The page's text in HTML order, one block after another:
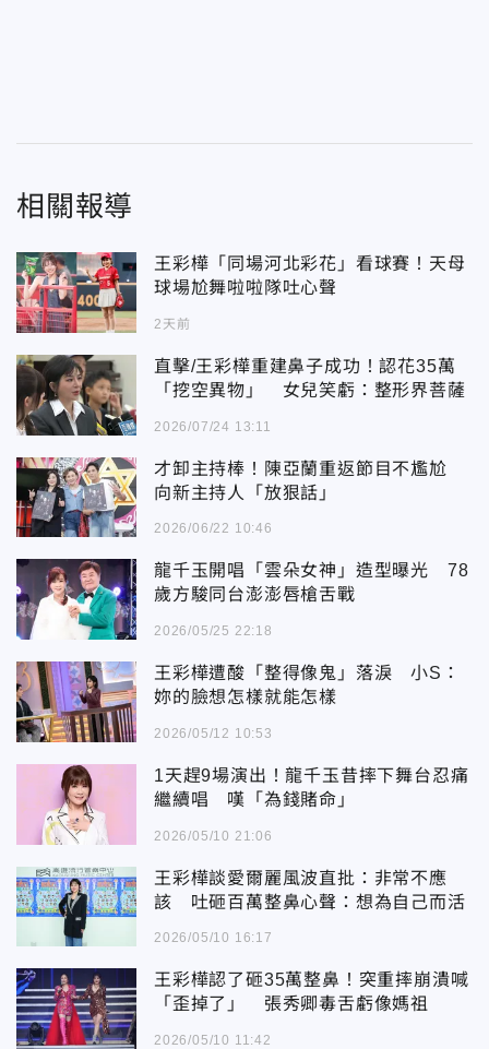
相關報導
王彩樺「同場河北彩花」看球賽！天母
球場尬舞啦啦隊吐心聲
2天前
直擊/王彩樺重建鼻子成功！認花35萬
「挖空異物」 女兒笑虧：整形界菩薩
2026/07/24 13:11
才卸主持棒！陳亞蘭重返節目不尷尬
向新主持人「放狠話」
2026/06/22 10:46
龍千玉開唱「雲朵女神」造型曝光 78
歲方駿同台澎澎唇槍舌戰
2026/05/25 22:18
王彩樺遭酸「整得像鬼」落淚 小S：
妳的臉想怎樣就能怎樣
2026/05/12 10:53
1天趕9場演出！龍千玉昔摔下舞台忍痛
繼續唱 嘆「為錢賭命」
2026/05/10 21:06
王彩樺談愛爾麗風波直批：非常不應
該 吐砸百萬整鼻心聲：想為自己而活
2026/05/10 16:17
王彩樺認了砸35萬整鼻！突重摔崩潰喊
「歪掉了」 張秀卿毒舌虧像媽祖
2026/05/10 11:42